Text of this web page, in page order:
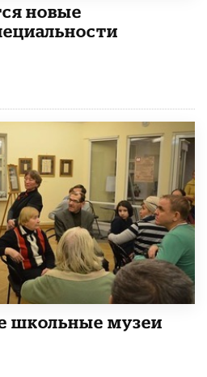
новые
школьные музеи